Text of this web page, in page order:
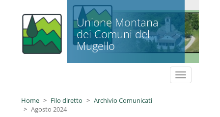
Salta al contenuto principale
Unione Montana
dei Comuni del
Mugello
Toggle
navigation
Home
Filo diretto
Archivio Comunicati
Agosto 2024